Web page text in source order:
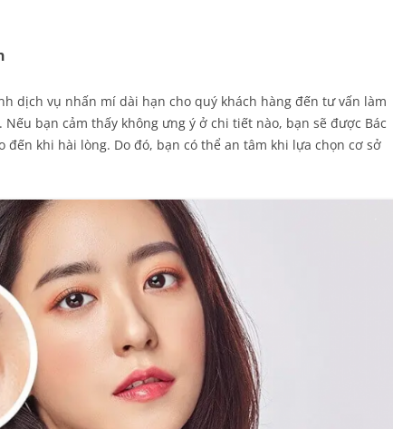
dịch vụ nhấn mí dài hạn cho quý khách hàng đến tư vấn làm
bạn cảm thấy không ưng ý ở chi tiết nào, bạn sẽ được Bác
đến khi hài lòng. Do đó, bạn có thể an tâm khi lựa chọn cơ sở